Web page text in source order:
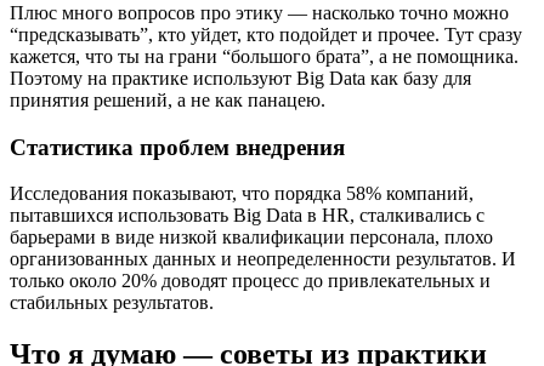
Плюс много вопросов про этику — насколько точно можно
“предсказывать”, кто уйдет, кто подойдет и прочее. Тут сразу
кажется, что ты на грани “большого брата”, а не помощника.
Поэтому на практике используют Big Data как базу для
принятия решений, а не как панацею.
Статистика проблем внедрения
Исследования показывают, что порядка 58% компаний,
пытавшихся использовать Big Data в HR, сталкивались с
барьерами в виде низкой квалификации персонала, плохо
организованных данных и неопределенности результатов. И
только около 20% доводят процесс до привлекательных и
стабильных результатов.
Что я думаю — советы из практики